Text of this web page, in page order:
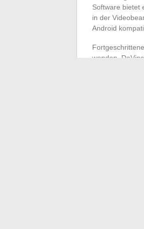
Software bietet
in der
Android
wenden.